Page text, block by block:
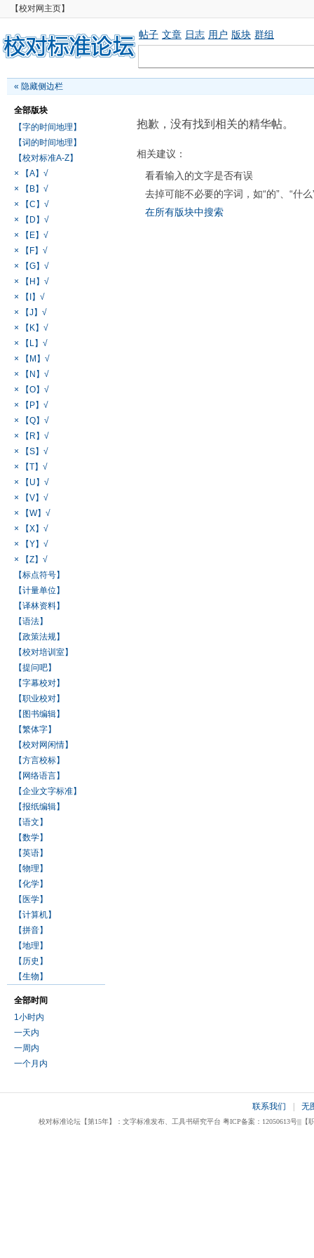
【校对网主页】
帖子 文章 日志 用户 版块 群组
« 隐藏侧边栏
全部版块
【字的时间地理】
【词的时间地理】
【校对标准A-Z】
× 【A】√
× 【B】√
× 【C】√
× 【D】√
× 【E】√
× 【F】√
× 【G】√
× 【H】√
× 【I】√
× 【J】√
× 【K】√
× 【L】√
× 【M】√
× 【N】√
× 【O】√
× 【P】√
× 【Q】√
× 【R】√
× 【S】√
× 【T】√
× 【U】√
× 【V】√
× 【W】√
× 【X】√
× 【Y】√
× 【Z】√
【标点符号】
【计量单位】
【译林资料】
【语法】
【政策法规】
【校对培训室】
【提问吧】
【字幕校对】
【职业校对】
【图书编辑】
【繁体字】
【校对网闲情】
【方言校标】
【网络语言】
【企业文字标准】
【报纸编辑】
【语文】
【数学】
【英语】
【物理】
【化学】
【医学】
【计算机】
【拼音】
【地理】
【历史】
【生物】
全部时间
1小时内
一天内
一周内
一个月内
抱歉，没有找到相关的精华帖。
相关建议：
看看输入的文字是否有误
去掉可能不必要的字词，如“的”、“什么
在所有版块中搜索
联系我们 无
校对标准论坛【第15年】：文字标准发布、工具书研究平台 粤ICP备案：12050613号|||【